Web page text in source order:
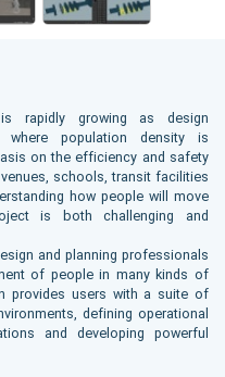
rapidly growing as design
population density is
on the efficiency and safety
schools, transit facilities
how people will move
is both challenging and
and planning professionals
of people in many kinds of
provides users with a suite of
defining operational
and developing powerful